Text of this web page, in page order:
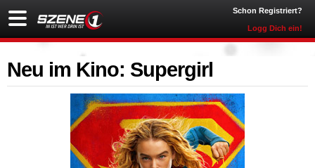
Schon Registriert?
Logg Dich ein!
Neu im Kino: Supergirl